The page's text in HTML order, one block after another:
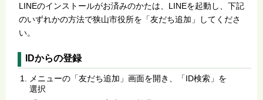
LINEのインストールがお済みのかたは、LINEを起動し、下記
のいずれかの方法で狭山市役所を「友だち追加」してくださ
い。
IDからの登録
メニューの「友だち追加」画面を開き、「ID検索」を
選択